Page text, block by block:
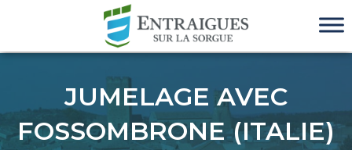
JUMELAGE AVEC
FOSSOMBRONE (ITALIE)